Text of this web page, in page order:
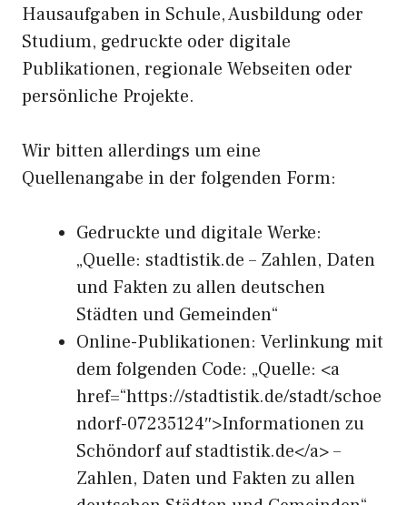
Hausaufgaben in Schule, Ausbildung oder
Studium, gedruckte oder digitale
Publikationen, regionale Webseiten oder
persönliche Projekte.
Wir bitten allerdings um eine
Quellenangabe in der folgenden Form:
Gedruckte und digitale Werke:
„Quelle: stadtistik.de – Zahlen, Daten
und Fakten zu allen deutschen
Städten und Gemeinden“
Online-Publikationen: Verlinkung mit
dem folgenden Code: „Quelle: <a
href=“https://stadtistik.de/stadt/schoe
ndorf-07235124″>Informationen zu
Schöndorf auf stadtistik.de</a> –
Zahlen, Daten und Fakten zu allen